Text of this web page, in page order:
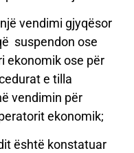
vendimi gjyqësor
suspendon ose
ekonomik ose për
e tilla
vendimin për
ekonomik;
është konstatuar